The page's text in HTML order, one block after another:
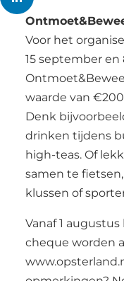
Voor het
15 september
waarde van
Denk
drinken tijdens
high-teas. Of
samen te
klussen of
Vanaf 1
cheque worden